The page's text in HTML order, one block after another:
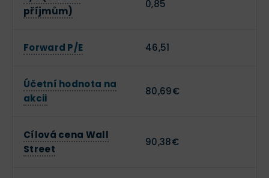
příjmům)
0,85
Forward P/E 46,51
Účetní hodnota na
akcii
80,69€
Cílová cena Wall
Street
90,38€